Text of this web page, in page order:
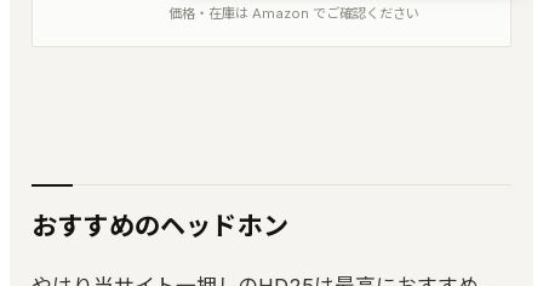
価格・在庫は Amazon でご確認ください
おすすめのヘッドホン